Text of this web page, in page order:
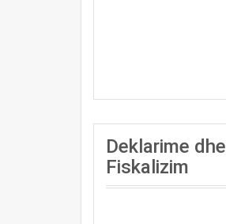
Deklarime dhe
Fiskalizim